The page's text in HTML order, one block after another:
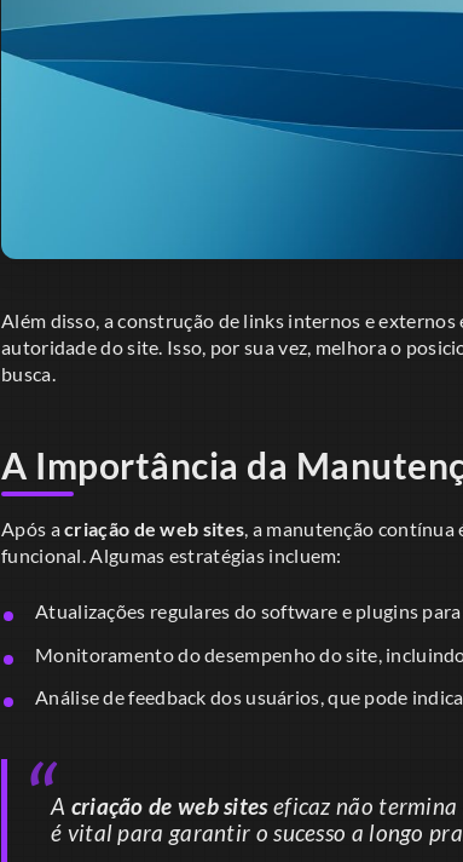
Além disso, a construção de links internos e
autoridade do site. Isso, por sua vez, melhora o
busca.
A Importância da
Após acriação de web sites, a manutenção contínua
funcional. Algumas estratégias incluem:
Atualizações regulares do software e plugins
Monitoramento do desempenho do site,
Análise de feedback dos usuários, que pode
A criação de web siteseficaz não termina
é vital para garantir o sucesso a longo